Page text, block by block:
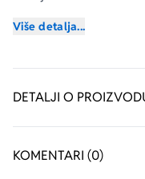
Više detalja...
DETALJI O
KOMENTARI (0)